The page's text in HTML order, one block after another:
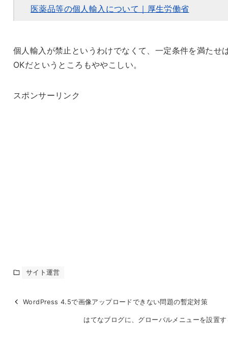
医薬品等の個人輸入について｜厚生労働省
個人輸入が禁止というわけでなくて、一定条件を満たせ
OKだというところもややこしい。
スポンサーリンク
サイト運営
WordPress 4.5で画像アップロードできない問題の暫定対策
はてなブログに、グローバルメニューを設置